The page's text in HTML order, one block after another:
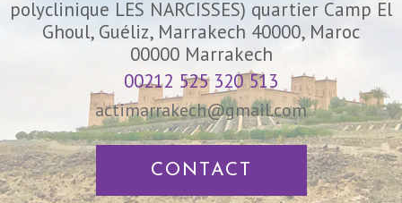
polyclinique LES NARCISSES) quartier Camp El
Ghoul, Guéliz, Marrakech 40000, Maroc
00000 Marrakech
00212 525 320 513
actimarrakech@gmail.com
CONTACT